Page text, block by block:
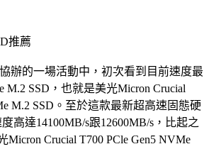
辦的一場活動中，初次看到目前速度最
M.2 SSD，也就是美光Micron Crucial
M.2 SSD。至於這款最新超高速固態硬
高達14100MB/s跟12600MB/s，比起之
Crucial T700 PCle Gen5 NVMe